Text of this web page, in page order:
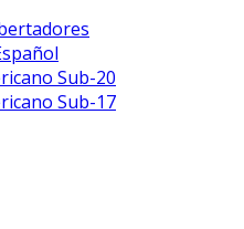
Sub-20
Sub-17